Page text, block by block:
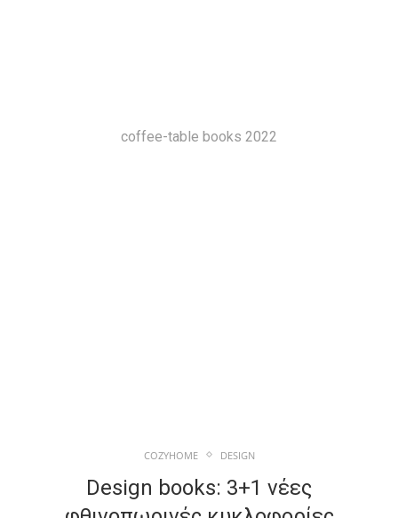
coffee-table books 2022
COZYHOME DESIGN
Design books: 3+1 νέες